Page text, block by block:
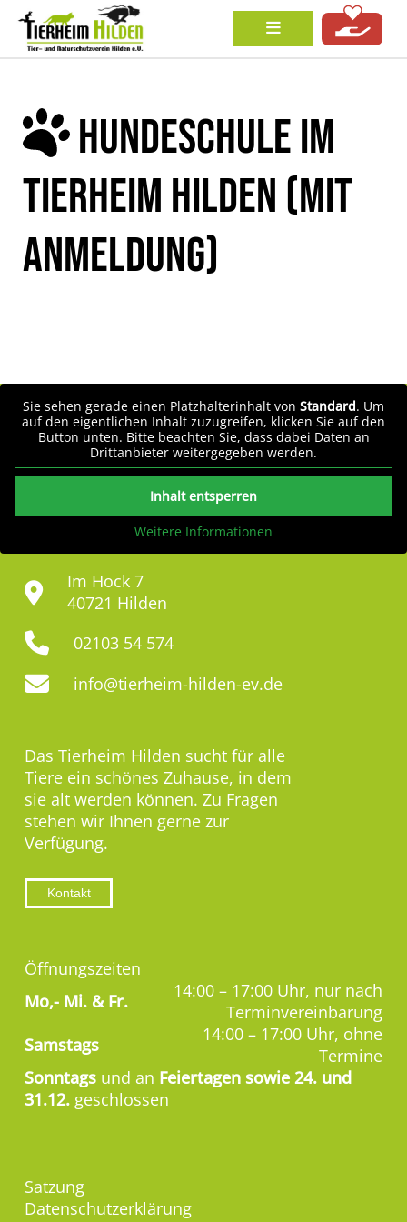
HUNDESCHULE IM
TIERHEIM HILDEN (MIT
ANMELDUNG)
Sie sehen gerade einen Platzhalterinhalt von Standard. Um
auf den eigentlichen Inhalt zuzugreifen, klicken Sie auf den
Button unten. Bitte beachten Sie, dass dabei Daten an
Drittanbieter weitergegeben werden.
Inhalt entsperren
Weitere Informationen
Im Hock 7
40721 Hilden
02103 54 574
info@tierheim-hilden-ev.de
Das Tierheim Hilden sucht für alle
Tiere ein schönes Zuhause, in dem
sie alt werden können. Zu Fragen
stehen wir Ihnen gerne zur
Verfügung.
Kontakt
Öffnungszeiten
Mo,- Mi. & Fr.
14:00 – 17:00 Uhr, nur nach
Terminvereinbarung
Samstags
14:00 – 17:00 Uhr, ohne
Termine
Sonntags und an Feiertagen sowie 24. und
31.12. geschlossen
Satzung
Datenschutzerklärung